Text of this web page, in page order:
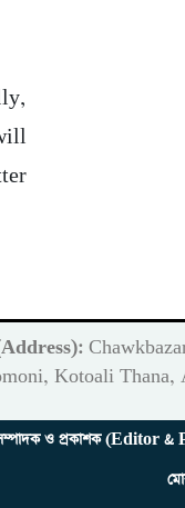
(Address):
Kotoali Thana,
ও প্রকাশক (Editor